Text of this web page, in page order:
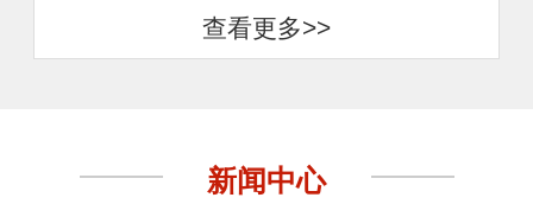
查看更多>>
新闻中心